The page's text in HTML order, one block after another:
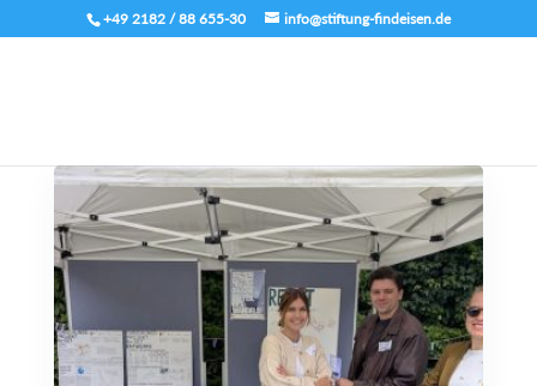
+49 2182 / 88 655-30 info@stiftung-findeisen.de